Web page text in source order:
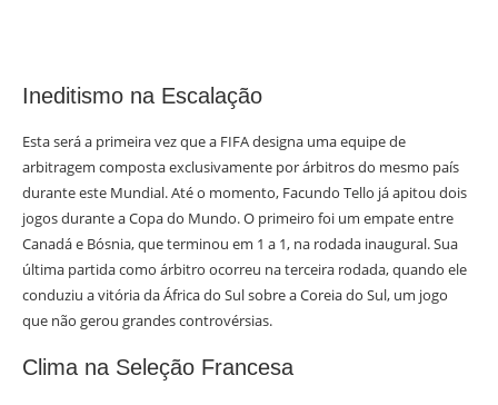
Ineditismo na Escalação
Esta será a primeira vez que a FIFA designa uma equipe de
arbitragem composta exclusivamente por árbitros do mesmo país
durante este Mundial. Até o momento, Facundo Tello já apitou dois
jogos durante a Copa do Mundo. O primeiro foi um empate entre
Canadá e Bósnia, que terminou em 1 a 1, na rodada inaugural. Sua
última partida como árbitro ocorreu na terceira rodada, quando ele
conduziu a vitória da África do Sul sobre a Coreia do Sul, um jogo
que não gerou grandes controvérsias.
Clima na Seleção Francesa